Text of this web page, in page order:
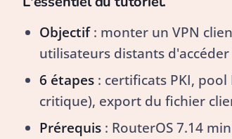
Objectif: monter un VPN
utilisateurs distants
6 étapes : certificats PKI,
critique), export du fichier
Prérequis : RouterOS 7.14